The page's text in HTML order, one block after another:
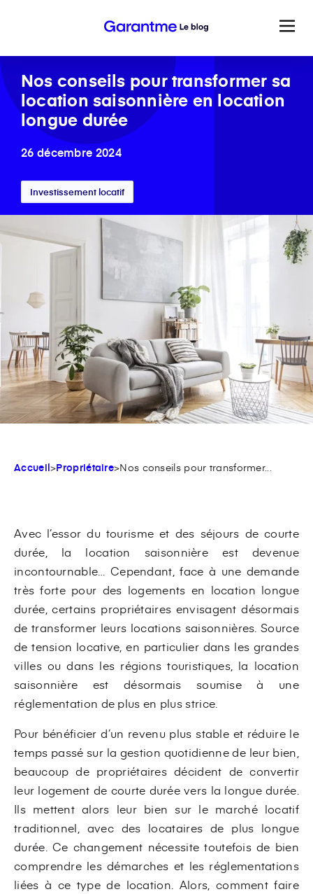
Nos conseils pour transformer sa
location saisonnière en location
longue durée
26 décembre 2024
Investissement locatif
Accueil>Propriétaire>Nos conseils pour transformer...
Avec l’essor du tourisme et des séjours de courte
durée, la location saisonnière est devenue
incontournable… Cependant, face à une demande
très forte pour des logements en location longue
durée, certains propriétaires envisagent désormais
de transformer leurs locations saisonnières. Source
de tension locative, en particulier dans les grandes
villes ou dans les régions touristiques, la location
saisonnière est désormais soumise à une
réglementation de plus en plus strice.
Pour bénéficier d’un revenu plus stable et réduire le
temps passé sur la gestion quotidienne de leur bien,
beaucoup de propriétaires décident de convertir
leur logement de courte durée vers la longue durée.
Ils mettent alors leur bien sur le marché locatif
traditionnel, avec des locataires de plus longue
durée. Ce changement nécessite toutefois de bien
comprendre les démarches et les réglementations
liées à ce type de location. Alors, comment faire